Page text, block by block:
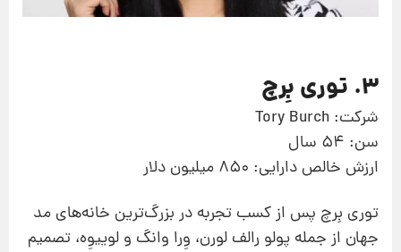
3. توری بِرچ
شرکت: Tory Burch
سن: 54 سال
ارزش خالص دارایی: 850 میلیون دلار
توری بِرچ پس از کسب تجربه در بزرگ‌ترین خانه‌های مد
جهان از جمله پولو رالف لورن، وِرا وانگ و لوییوِه، تصمیم